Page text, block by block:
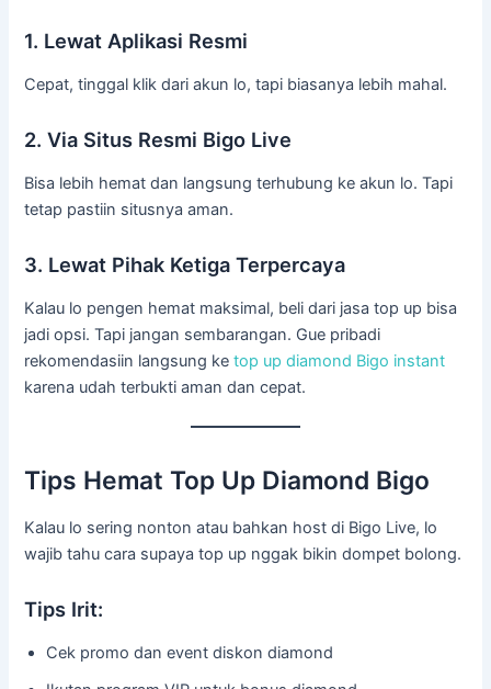
1. Lewat Aplikasi Resmi
Cepat, tinggal klik dari akun lo, tapi biasanya lebih mahal.
2. Via Situs Resmi Bigo Live
Bisa lebih hemat dan langsung terhubung ke akun lo. Tapi
tetap pastiin situsnya aman.
3. Lewat Pihak Ketiga Terpercaya
Kalau lo pengen hemat maksimal, beli dari jasa top up bisa
jadi opsi. Tapi jangan sembarangan. Gue pribadi
rekomendasiin langsung ketop up diamond Bigo instant
karena udah terbukti aman dan cepat.
Tips Hemat Top Up Diamond Bigo
Kalau lo sering nonton atau bahkan host di Bigo Live, lo
wajib tahu cara supaya top up nggak bikin dompet bolong.
Tips Irit:
Cek promo dan event diskon diamond